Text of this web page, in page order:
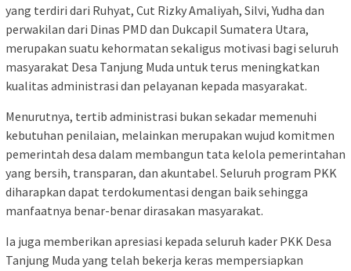
yang terdiri dari Ruhyat, Cut Rizky Amaliyah, Silvi, Yudha dan
perwakilan dari Dinas PMD dan Dukcapil Sumatera Utara,
merupakan suatu kehormatan sekaligus motivasi bagi seluruh
masyarakat Desa Tanjung Muda untuk terus meningkatkan
kualitas administrasi dan pelayanan kepada masyarakat.
Menurutnya, tertib administrasi bukan sekadar memenuhi
kebutuhan penilaian, melainkan merupakan wujud komitmen
pemerintah desa dalam membangun tata kelola pemerintahan
yang bersih, transparan, dan akuntabel. Seluruh program PKK
diharapkan dapat terdokumentasi dengan baik sehingga
manfaatnya benar-benar dirasakan masyarakat.
Ia juga memberikan apresiasi kepada seluruh kader PKK Desa
Tanjung Muda yang telah bekerja keras mempersiapkan